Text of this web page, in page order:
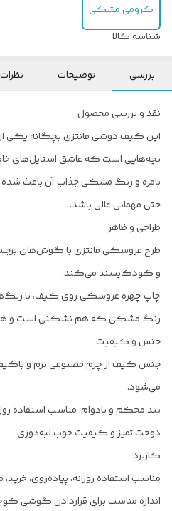
کرومی مشکی
شناسه کالا
بررسی توضیحات
نقد و بررسی محصول
این کیف دوشی فانتزی بچگانه یکی
بچه‌هایی است که عاشق استایل‌های
بامزه و رنگ مشکی جذاب آن باعث شده
حتی مهمانی عالی باشد.
طراحی و ظاهر
طرح عروسکی فانتزی با گوش‌های
و کودک‌پسند می‌کند.
چاپ چهره‌ عروسکی روی کیف، با
رنگ مشکی که هم نشکنی است و
جنس و کیفیت
جنس کیف از چرم مصنوعی نرم و
می‌شود.
بند محکم و بادوام، مناسب استفاده
دوخت تمیز و کیفیت خوب لبه‌دوزی.
کاربرد
مناسب استفاده روزانه، پیاده‌روی،
اندازه مناسب برای قراردادن گوشی